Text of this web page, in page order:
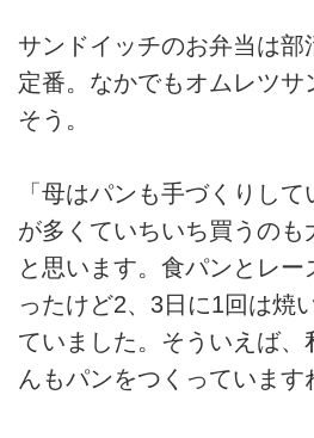
サンドイッチのお弁当は部
定番。なかでもオムレツサ
そう。
「母はパンも手づくりし
が多くていちいち買うのも
と思います。食パンとレ
ったけど2、3日に1回は焼
ていました。そういえば、
んもパンをつくっています